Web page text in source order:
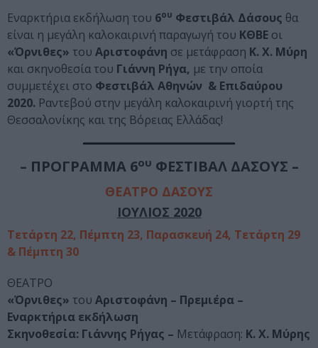
Εναρκτήρια εκδήλωση του 6ου Φεστιβάλ Δάσους θα
είναι η μεγάλη καλοκαιρινή παραγωγή του ΚΘΒΕ οι
«Όρνιθες» του Αριστοφάνη σε μετάφραση Κ. Χ. Μύρη
και σκηνοθεσία του Γιάννη Ρήγα, με την οποία
συμμετέχει στο Φεστιβάλ Αθηνών & Επιδαύρου
2020. Ραντεβού στην μεγάλη καλοκαιρινή γιορτή της
Θεσσαλονίκης και της Βόρειας Ελλάδας!
– ΠΡΟΓΡΑΜΜΑ 6ου ΦΕΣΤΙΒΑΛ ΔΑΣΟΥΣ –
ΘΕΑΤΡΟ ΔΑΣΟΥΣ
ΙΟΥΛΙΟΣ 2020
Τετάρτη 22, Πέμπτη 23, Παρασκευή 24, Τετάρτη 29
& Πέμπτη 30
ΘΕΑΤΡΟ
«Όρνιθες» του Αριστοφάνη – Πρεμιέρα –
Εναρκτήρια εκδήλωση
Σκηνοθεσία: Γιάννης Ρήγας – Μετάφραση: Κ. Χ. Μύρης